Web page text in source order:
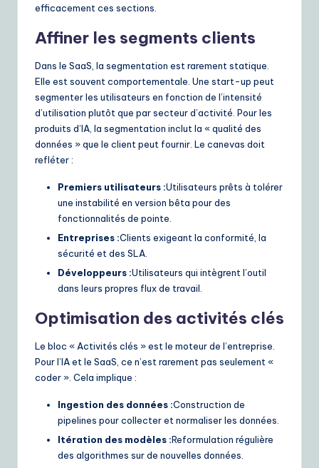
efficacement ces sections.
Affiner les segments clients
Dans le SaaS, la segmentation est rarement statique.
Elle est souvent comportementale. Une start-up peut
segmenter les utilisateurs en fonction de l’intensité
d’utilisation plutôt que par secteur d’activité. Pour les
produits d’IA, la segmentation inclut la « qualité des
données » que le client peut fournir. Le canevas doit
refléter :
Premiers utilisateurs :Utilisateurs prêts à tolérer
une instabilité en version bêta pour des
fonctionnalités de pointe.
Entreprises :Clients exigeant la conformité, la
sécurité et des SLA.
Développeurs :Utilisateurs qui intègrent l’outil
dans leurs propres flux de travail.
Optimisation des activités clés
Le bloc « Activités clés » est le moteur de l’entreprise.
Pour l’IA et le SaaS, ce n’est rarement pas seulement «
coder ». Cela implique :
Ingestion des données :Construction de
pipelines pour collecter et normaliser les données.
Itération des modèles :Reformulation régulière
des algorithmes sur de nouvelles données.